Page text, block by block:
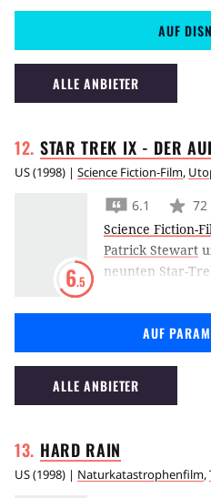
Halt bringen,
AUF
ALLE ANBIETER
STAR TREK IX - DER
US(1998) | Science Fiction-Film,
6.5
6.1 72
Science Fiction-
Patrick Stewart
neunten Star-
Übernahme der
AUF
ALLE ANBIETER
HARD RAIN
US(1998) | Naturkatastrophenfilm,